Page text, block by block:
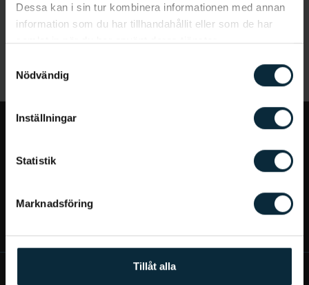
Dessa kan i sin tur kombinera informationen med annan
information som du har tillhandahållit eller som de har
samlat in när du har använt deras tjänster.
Nödvändig
Inställningar
Statistik
Marknadsföring
Tillåt alla